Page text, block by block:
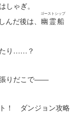
しゃぎ。
だ後は、 幽霊船
ゴーストシップ
たり……？
張りだこで――
！ ダンジョン攻略